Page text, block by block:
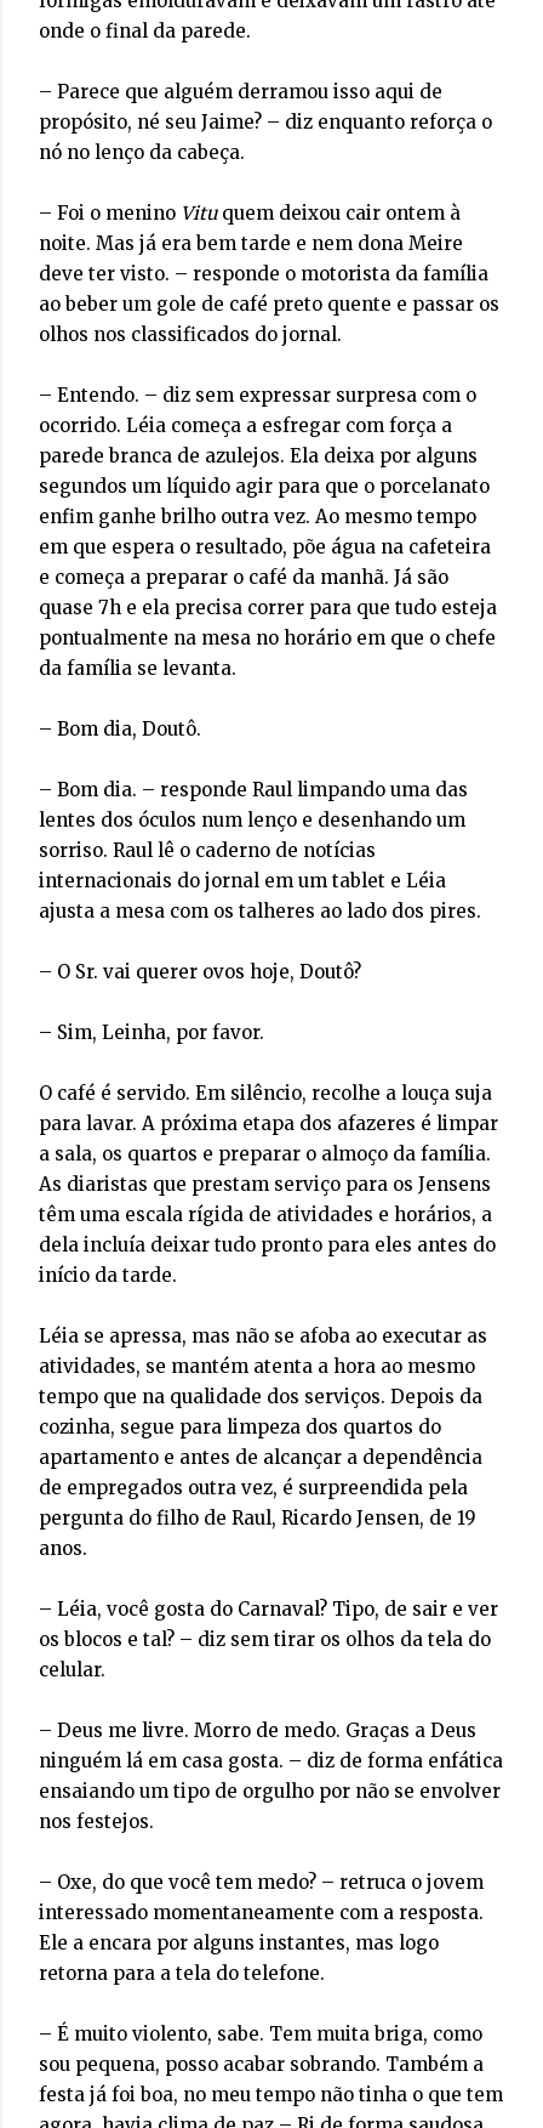
onde o final da parede.
– Parece que alguém derramou isso aqui de
propósito, né seu Jaime? – diz enquanto reforça o
nó no lenço da cabeça.
– Foi o menino Vitu quem deixou cair ontem à
noite. Mas já era bem tarde e nem dona Meire
deve ter visto. – responde o motorista da família
ao beber um gole de café preto quente e passar os
olhos nos classificados do jornal.
– Entendo. – diz sem expressar surpresa com o
ocorrido. Léia começa a esfregar com força a
parede branca de azulejos. Ela deixa por alguns
segundos um líquido agir para que o porcelanato
enfim ganhe brilho outra vez. Ao mesmo tempo
em que espera o resultado, põe água na cafeteira
e começa a preparar o café da manhã. Já são
quase 7h e ela precisa correr para que tudo esteja
pontualmente na mesa no horário em que o chefe
da família se levanta.
– Bom dia, Doutô.
– Bom dia. – responde Raul limpando uma das
lentes dos óculos num lenço e desenhando um
sorriso. Raul lê o caderno de notícias
internacionais do jornal em um tablet e Léia
ajusta a mesa com os talheres ao lado dos pires.
– O Sr. vai querer ovos hoje, Doutô?
– Sim, Leinha, por favor.
O café é servido. Em silêncio, recolhe a louça suja
para lavar. A próxima etapa dos afazeres é limpar
a sala, os quartos e preparar o almoço da família.
As diaristas que prestam serviço para os Jensens
têm uma escala rígida de atividades e horários, a
dela incluía deixar tudo pronto para eles antes do
início da tarde.
Léia se apressa, mas não se afoba ao executar as
atividades, se mantém atenta a hora ao mesmo
tempo que na qualidade dos serviços. Depois da
cozinha, segue para limpeza dos quartos do
apartamento e antes de alcançar a dependência
de empregados outra vez, é surpreendida pela
pergunta do filho de Raul, Ricardo Jensen, de 19
anos.
– Léia, você gosta do Carnaval? Tipo, de sair e ver
os blocos e tal? – diz sem tirar os olhos da tela do
celular.
– Deus me livre. Morro de medo. Graças a Deus
ninguém lá em casa gosta. – diz de forma enfática
ensaiando um tipo de orgulho por não se envolver
nos festejos.
– Oxe, do que você tem medo? – retruca o jovem
interessado momentaneamente com a resposta.
Ele a encara por alguns instantes, mas logo
retorna para a tela do telefone.
– É muito violento, sabe. Tem muita briga, como
sou pequena, posso acabar sobrando. Também a
festa já foi boa, no meu tempo não tinha o que tem